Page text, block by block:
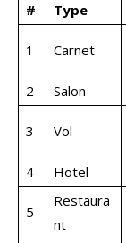
# Type
1 Carnet
2
Salon
3 Vol
4
Hotel
5
Restaura
nt